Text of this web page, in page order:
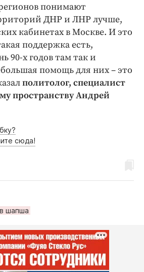
понимают
ДНР и ЛНР лучше,
кабинетах в Москве. И это
поддержка есть,
90-х годов там так и
помощь для них – это
политолог, специалист
пространствуАндрей
сюда!
шапша